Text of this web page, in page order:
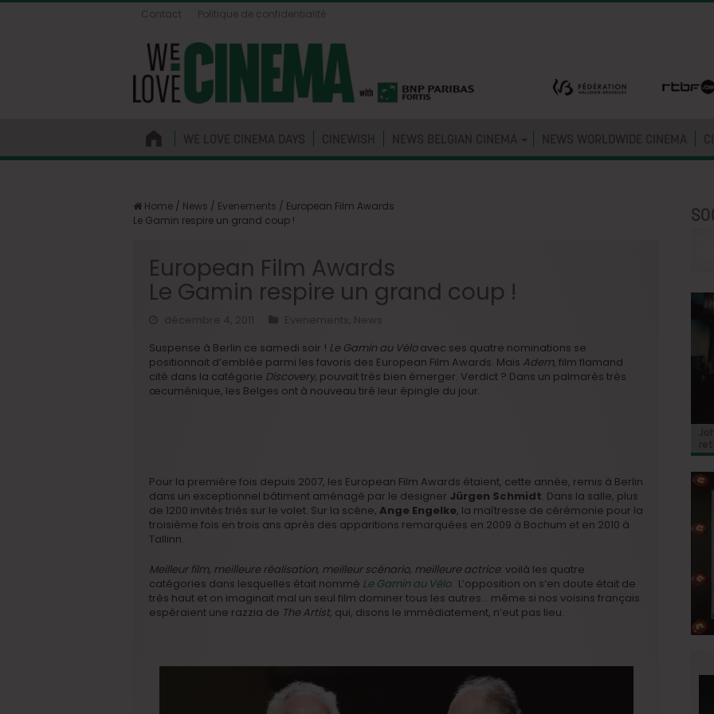
Contact Politique de confidentialité
WE LOVE CINEMA DAYS CINEWISH NEWS BELGIAN CINEMA NEWS WORLDWIDE CINEMA
Home / News / Evenements / European Film Awards
Le Gamin respire un grand coup !
European Film Awards
Le Gamin respire un grand coup !
Evenements
News
Suspense à Berlin ce samedi soir ! Le Gamin au Véloavec ses quatre nominations se
positionnait d’emblée parmi les favoris des European Film Awards. Mais Adem, film flamand
cité dans la catégorie Discovery, pouvait très bien émerger. Verdict ? Dans un palmarès très
œcuménique, les Belges ont à nouveau tiré leur épingle du jour.
Pour la première fois depuis 2007, les European Film Awards étaient, cette année, remis à Berlin
dans un exceptionnel bâtiment aménagé par le designer Jürgen Schmidt. Dans la salle, plus
de 1200 invités triés sur le volet. Sur la scène, Ange Engelke, la maîtresse de cérémonie pour la
troisième fois en trois ans après des apparitions remarquées en 2009 à Bochum et en 2010 à
Tallinn.
Meilleur film, meilleure réalisation, meilleur scénario, meilleure actrice: voilà les quatre
catégories dans lesquelles était nommé Le Gamin au Vélo. L’opposition on s’en doute était de
très haut et on imaginait mal un seul film dominer tous les autres… même si nos voisins français
espéraient une razzia de The Artist, qui, disons le immédiatement, n’eut pas lieu.
du